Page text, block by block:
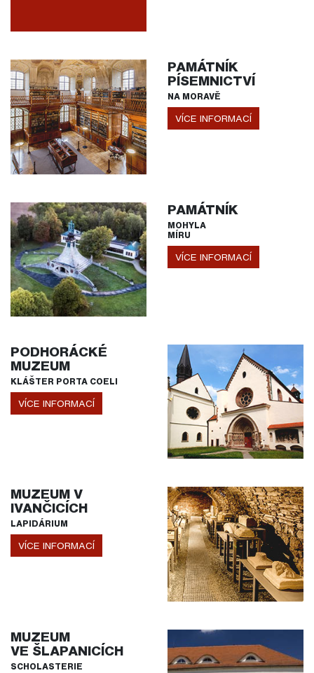
PAMÁTNÍK
PÍSEMNICTVÍ
NA MORAVĚ
VÍCE INFORMACÍ
PAMÁTNÍK
MOHYLA
MÍRU
VÍCE INFORMACÍ
PODHORÁCKÉ
MUZEUM
KLÁŠTER PORTA COELI
VÍCE INFORMACÍ
MUZEUM V
IVANČICÍCH
LAPIDÁRIUM
VÍCE INFORMACÍ
MUZEUM
VE ŠLAPANICÍCH
SCHOLASTERIE